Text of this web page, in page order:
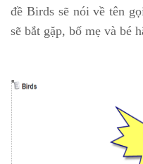
đề Birds sẽ nói về tên
sẽ bắt gặp, bố mẹ và bé